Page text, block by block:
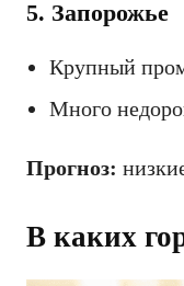
5. Запорожье
Крупный
Много
Прогноз:
В каких